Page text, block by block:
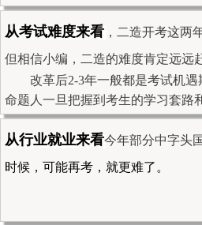
从考试难度来看 ，二造开考这两
但相信小编，二造的难度肯定远远
改革后2-3年一般都是考试机
命题人一旦把握到考生的学习套路
从行业就业来看今年部分中字头
时候，可能再考，就更难了。